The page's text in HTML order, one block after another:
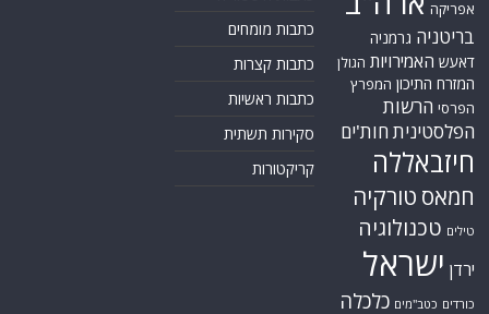
אפריקה
בריטניה גרמניה
דאעש האמירויות הגולן
המזרח התיכון המפרץ
הפרסי הרשות
הפלסטינית חות'ים
חיזבאללה
חמאס טורקיה
טילים טכנולוגיה
ירדן ישראל
כורדים כטב"מים כלכלה
כתבות מומחים
כתבות קצרות
כתבות ראשיות
סקירות תשתית
קריקטורות